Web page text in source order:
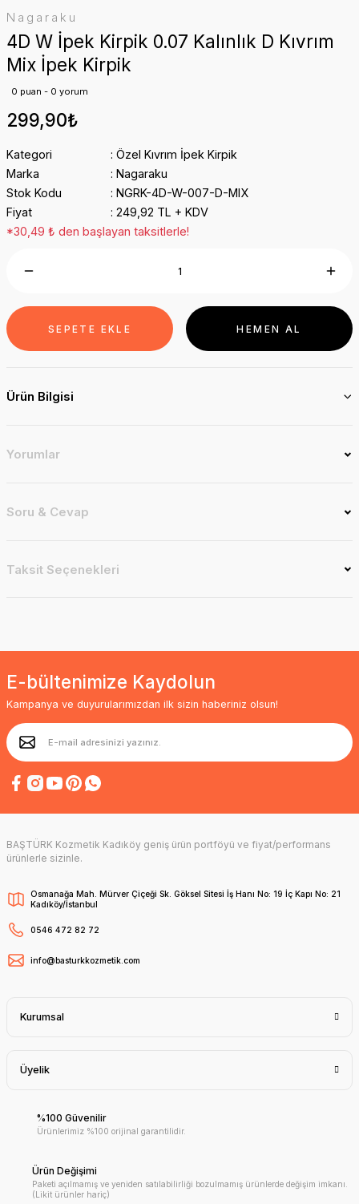
Nagaraku
4D W İpek Kirpik 0.07 Kalınlık D Kıvrım
Mix İpek Kirpik
0 puan - 0 yorum
299,90₺
Kategori
Özel Kıvrım İpek Kirpik
Marka
Nagaraku
Stok Kodu
NGRK-4D-W-007-D-MIX
Fiyat
249,92 TL + KDV
*30,49 ₺ den başlayan taksitlerle!
SEPETE EKLE HEMEN AL
Ürün Bilgisi
Yorumlar
Soru & Cevap
Taksit Seçenekleri
E-bültenimize Kaydolun
Kampanya ve duyurularımızdan ilk sizin haberiniz olsun!
BAŞTÜRK Kozmetik Kadıköy geniş ürün portföyü ve fiyat/performans
ürünlerle sizinle.
Osmanağa Mah. Mürver Çiçeği Sk. Göksel Sitesi İş Hanı No: 19 İç Kapı No: 21
Kadıköy/İstanbul
0546 472 82 72
info@basturkkozmetik.com
Kurumsal
Üyelik
%100 Güvenilir
Ürünlerimiz %100 orijinal garantilidir.
Ürün Değişimi
Paketi açılmamış ve yeniden satılabilirliği bozulmamış ürünlerde değişim imkanı.
(Likit ürünler hariç)